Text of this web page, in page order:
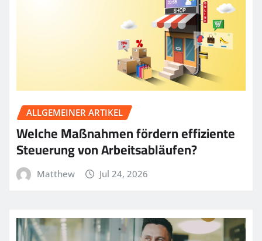
ALLGEMEINER ARTIKEL
Welche Maßnahmen fördern effiziente
Steuerung von Arbeitsabläufen?
Matthew Jul 24, 2026